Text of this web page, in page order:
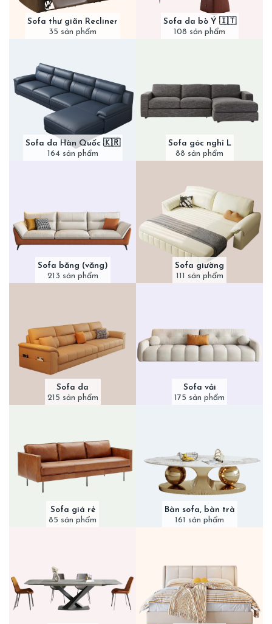
Sofa thư giãn Recliner
35 sản phẩm
Sofa da bò Ý 🇮🇹
108 sản phẩm
Sofa da Hàn Quốc 🇰🇷
164 sản phẩm
Sofa góc nghỉ L
88 sản phẩm
Sofa băng (văng)
213 sản phẩm
Sofa giường
111 sản phẩm
Sofa da
215 sản phẩm
Sofa vải
175 sản phẩm
Sofa giá rẻ
85 sản phẩm
Bàn sofa, bàn trà
161 sản phẩm